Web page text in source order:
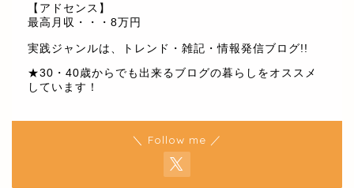
【アドセンス】
最高月収・・・8万円
実践ジャンルは、トレンド・雑記・情報発信ブログ!!
★30・40歳からでも出来るブログの暮らしをオススメ
しています！
＼ Follow me ／